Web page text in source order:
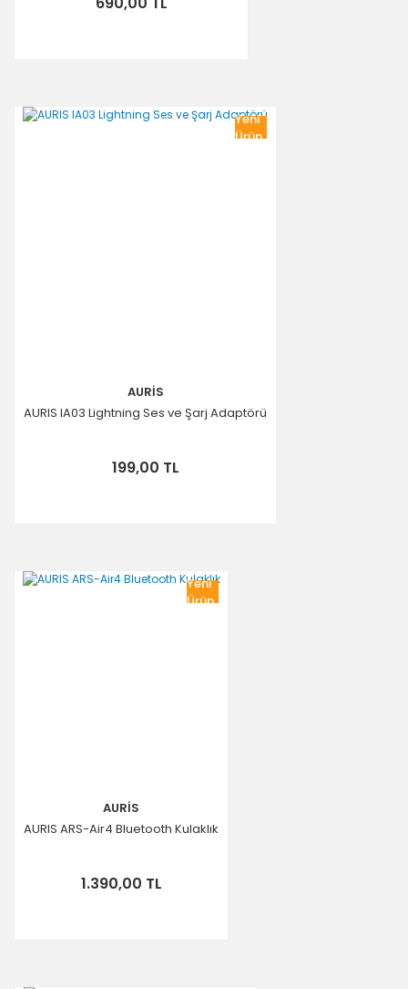
Yeni
Ürün
AURİS
AURIS IA03 Lightning Ses ve Şarj Adaptörü
199,00 TL
Yeni
Ürün
AURİS
AURIS ARS-Air4 Bluetooth Kulaklık
1.390,00 TL